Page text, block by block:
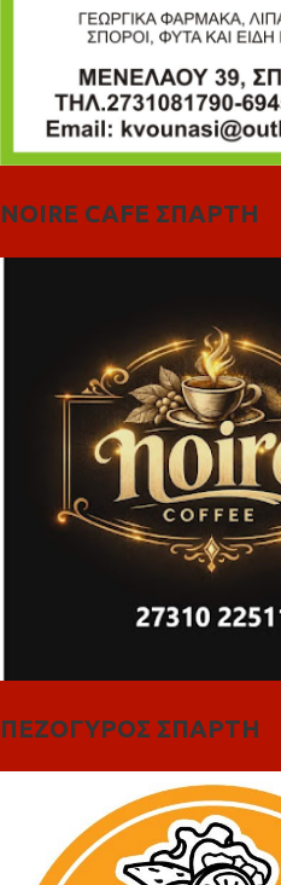
NOIRE CAFE ΣΠΑΡΤΗ
ΠΕΖΟΓΥΡΟΣ ΣΠΑΡΤΗ